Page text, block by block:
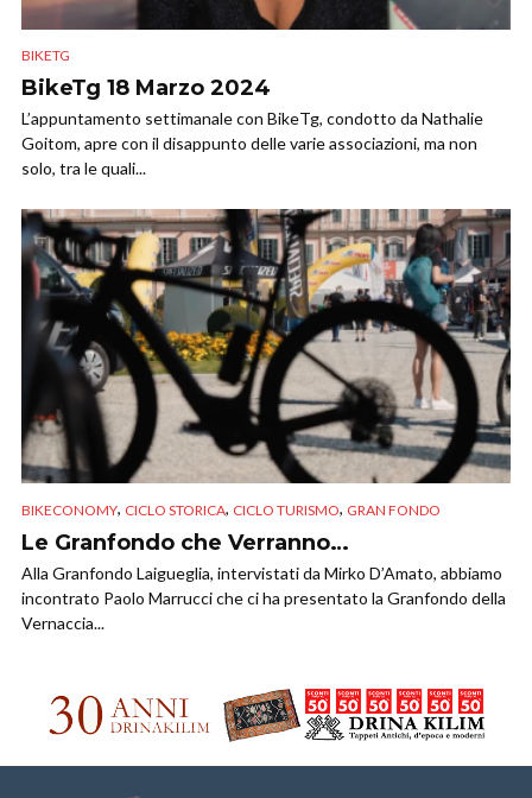
BIKETG
BikeTg 18 Marzo 2024
L’appuntamento settimanale con BikeTg, condotto da Nathalie
Goitom, apre con il disappunto delle varie associazioni, ma non
solo, tra le quali...
BIKECONOMY, CICLO STORICA, CICLO TURISMO, GRAN FONDO
Le Granfondo che Verranno…
Alla Granfondo Laigueglia, intervistati da Mirko D’Amato, abbiamo
incontrato Paolo Marrucci che ci ha presentato la Granfondo della
Vernaccia...